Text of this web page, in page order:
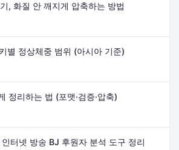
, 화질 안 깨지게 압축하는 방법
별 정상체중 범위 (아시아 기준)
정리하는 법 (포맷·검증·압축)
터넷 방송 BJ 후원자 분석 도구 정리